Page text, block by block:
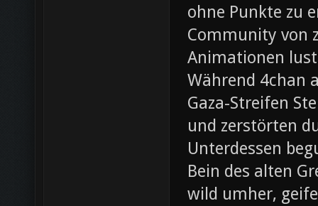
ohne Punkte zu
Community von
Animationen
Während 4chan
Gaza-Streifen
und zerstörten
Unterdessen
Bein des alten
wild umher,